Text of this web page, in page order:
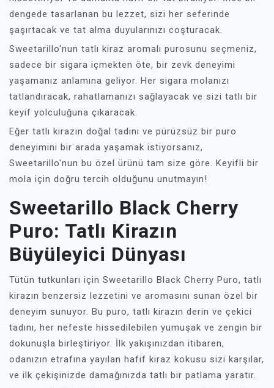
dengede tasarlanan bu lezzet, sizi her seferinde
şaşırtacak ve tat alma duyularınızı coşturacak.
Sweetarillo'nun tatlı kiraz aromalı purosunu seçmeniz,
sadece bir sigara içmekten öte, bir zevk deneyimi
yaşamanız anlamına geliyor. Her sigara molanızı
tatlandıracak, rahatlamanızı sağlayacak ve sizi tatlı bir
keyif yolculuğuna çıkaracak.
Eğer tatlı kirazın doğal tadını ve pürüzsüz bir puro
deneyimini bir arada yaşamak istiyorsanız,
Sweetarillo'nun bu özel ürünü tam size göre. Keyifli bir
mola için doğru tercih olduğunu unutmayın!
Sweetarillo Black Cherry
Puro: Tatlı Kirazın
Büyüleyici Dünyası
Tütün tutkunları için Sweetarillo Black Cherry Puro, tatlı
kirazın benzersiz lezzetini ve aromasını sunan özel bir
deneyim sunuyor. Bu puro, tatlı kirazın derin ve çekici
tadını, her nefeste hissedilebilen yumuşak ve zengin bir
dokunuşla birleştiriyor. İlk yakışınızdan itibaren,
odanızın etrafına yayılan hafif kiraz kokusu sizi karşılar,
ve ilk çekişinizde damağınızda tatlı bir patlama yaratır.